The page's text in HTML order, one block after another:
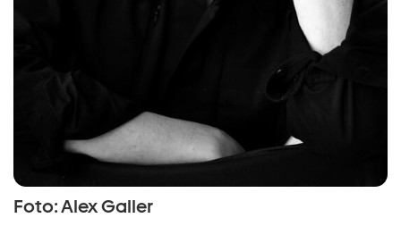
Foto: Alex Galler